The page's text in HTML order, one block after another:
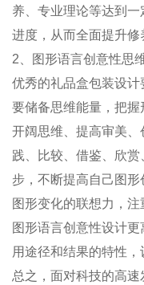
养、专业理论等达到
进度，从而全面提升修
2、图形语言创意性思
优秀的礼品盒包装设
要储备思维能量，把
开阔思维、提高审美
践、比较、借鉴、欣
步，不断提高自己图形
图形变化的联想力，注
图形语言创意性设计
用途径和结果的特性，
总之，面对科技的高